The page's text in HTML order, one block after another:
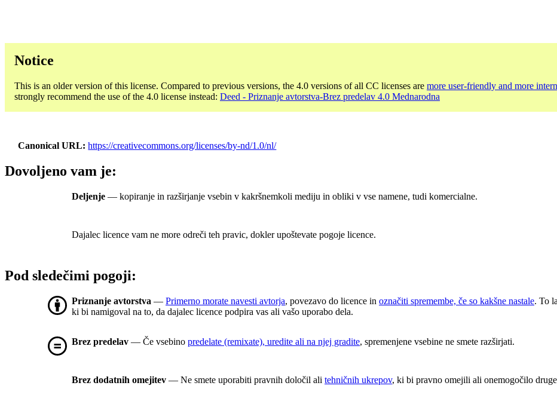
Notice
This is an older version of this license. Compared to previous versions, the 4.0 versions of all CC licenses are more user-friendly and more
strongly recommend the use of the 4.0 license instead: Deed - Priznanje avtorstva-Brez predelav 4.0 Mednarodna
Canonical URL https://creativecommons.org/licenses/by-nd/1.0/nl/
Dovoljeno vam je:
Deljenje — kopiranje in razširjanje vsebin v kakršnemkoli mediju in obliki v vse namene, tudi komercialne.
Dajalec licence vam ne more odreči teh pravic, dokler upoštevate pogoje licence.
Pod sledečimi pogoji:
Priznanje avtorstva — Primerno morate navesti avtorja, povezavo do licence in označiti spremembe, če so kakšne nastale. To
ki bi namigoval na to, da dajalec licence podpira vas ali vašo uporabo dela.
Brez predelav — Če vsebino predelate (remixate), uredite ali na njej gradite, spremenjene vsebine ne smete razširjati.
Brez dodatnih omejitev — Ne smete uporabiti pravnih določil ali tehničnih ukrepov, ki bi pravno omejili ali onemogočilo